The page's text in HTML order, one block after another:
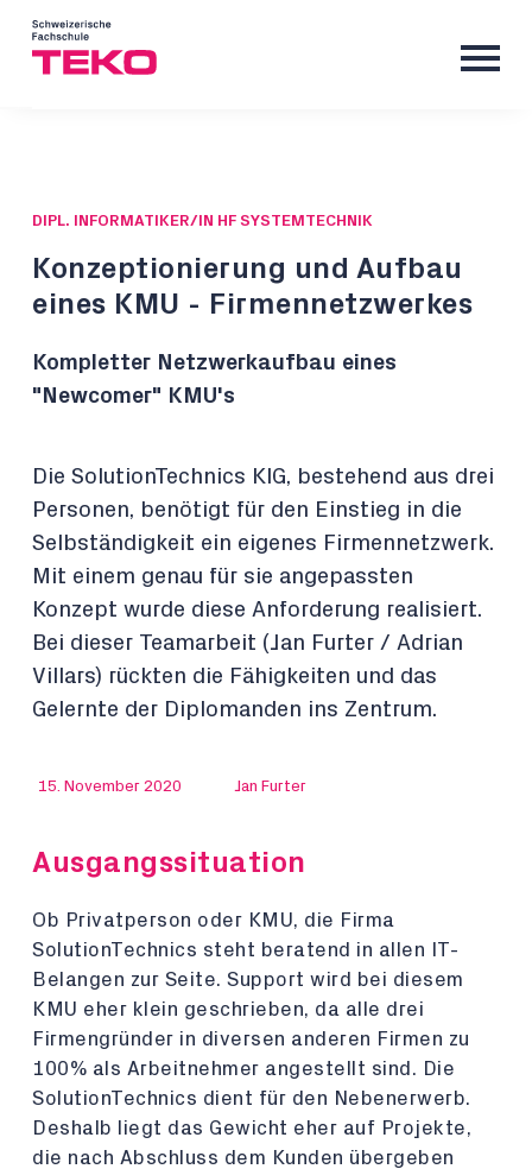
DIPL. INFORMATIKER/IN HF SYSTEMTECHNIK
Konzeptionierung und Aufbau
eines KMU - Firmennetzwerkes
Kompletter Netzwerkaufbau eines
"Newcomer" KMU's
Die SolutionTechnics KlG, bestehend aus drei
Personen, benötigt für den Einstieg in die
Selbständigkeit ein eigenes Firmennetzwerk.
Mit einem genau für sie angepassten
Konzept wurde diese Anforderung realisiert.
Bei dieser Teamarbeit (Jan Furter / Adrian
Villars) rückten die Fähigkeiten und das
Gelernte der Diplomanden ins Zentrum.
15. November 2020 Jan Furter
Ausgangssituation
Ob Privatperson oder KMU, die Firma
SolutionTechnics steht beratend in allen IT-
Belangen zur Seite. Support wird bei diesem
KMU eher klein geschrieben, da alle drei
Firmengründer in diversen anderen Firmen zu
100% als Arbeitnehmer angestellt sind. Die
SolutionTechnics dient für den Nebenerwerb.
Deshalb liegt das Gewicht eher auf Projekte,
die nach Abschluss dem Kunden übergeben